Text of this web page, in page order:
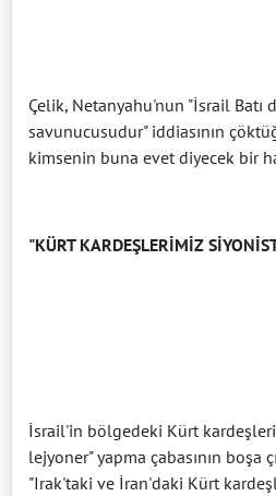
Çelik, Netanyahu'nun "İsrail Batı
savunucusudur" iddiasının
kimsenin buna evet diyecek bir
"KÜRT KARDEŞLERİMİZ
İsrail'in bölgedeki Kürt
lejyoner" yapma çabasının boşa
"Irak'taki ve İran'daki Kürt